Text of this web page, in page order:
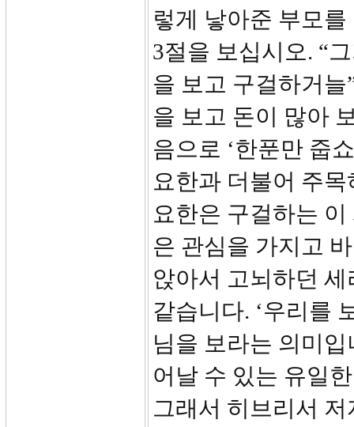
렇게 낳아준 부모
3절을 보십시오. “
을 보고 구걸하거
을 보고 돈이 많아
음으로 ‘한푼만 줍
요한과 더불어 주
요한은 구걸하는
은 관심을 가지고
앉아서 고뇌하던
같습니다. ‘우리를
님을 보라는 의미
어날 수 있는 유일
그래서 히브리서